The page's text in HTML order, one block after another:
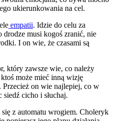
ukierunkowania na cel.
empatii. Idzie do celu za
drodze musi kogoś zranić, nie
I on wie, że czasami są
który zawsze wie, co należy
może mieć inną wizję
Przecież on wie najlepiej, co w
cicho i słuchaj.
się z automatu wrogiem. Choleryk